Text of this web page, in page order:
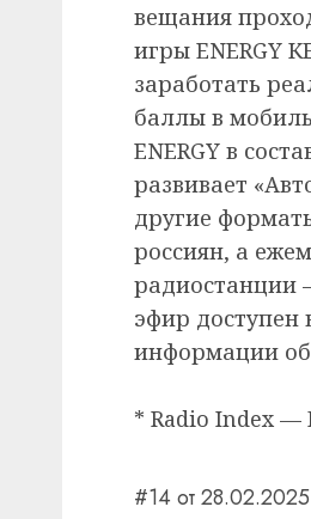
вещания
игры ENERGY
заработать
баллы в
ENERGY в
развивает
другие
россиян, а
радиостанции
эфир доступен
информации об
* Radio Index —
#14 от 28.02.2025